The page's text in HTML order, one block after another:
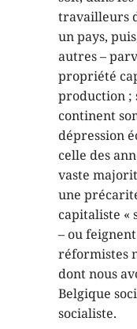
travailleurs
un pays,
autres –
propriété
production ;
continent
dépression
celle des
vaste
une
capitaliste «
– ou
réformistes
dont nous
Belgique
socialiste.